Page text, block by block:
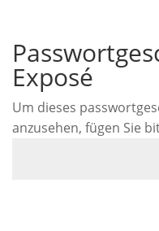
Exposé
Um dieses
anzusehen, fügen Sie